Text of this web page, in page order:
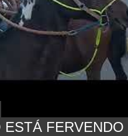
ESTÁ FERVENDO